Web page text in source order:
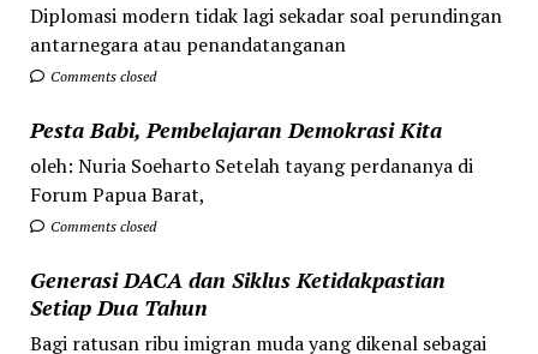
Diplomasi modern tidak lagi sekadar soal perundingan
antarnegara atau penandatanganan
Comments closed
Pesta Babi, Pembelajaran Demokrasi Kita
oleh: Nuria Soeharto Setelah tayang perdananya di
Forum Papua Barat,
Comments closed
Generasi DACA dan Siklus Ketidakpastian
Setiap Dua Tahun
Bagi ratusan ribu imigran muda yang dikenal sebagai